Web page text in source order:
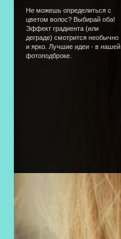
Не можешь определиться с
цветом волос? Выбирай оба!
Эффект градиента (или
деграде) смотрится необычно
и ярко. Лучшие идеи - в нашей
фотоподброке.